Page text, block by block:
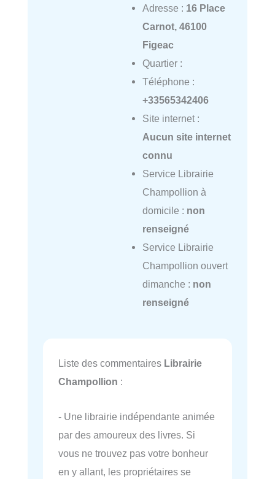
Adresse : 16 Place
Carnot, 46100
Figeac
Quartier :
Téléphone :
+33565342406
Site internet :
Aucun site internet
connu
Service Librairie
Champollion à
domicile : non
renseigné
Service Librairie
Champollion ouvert
dimanche : non
renseigné
Liste des commentaires Librairie
Champollion :
- Une librairie indépendante animée
par des amoureux des livres. Si
vous ne trouvez pas votre bonheur
en y allant, les propriétaires se